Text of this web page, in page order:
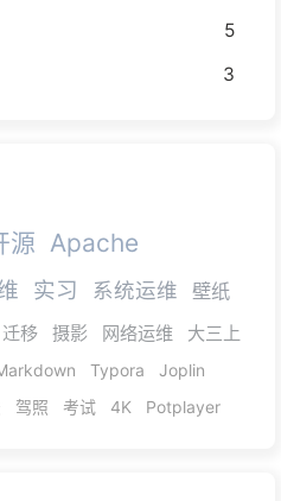
5
3
源 Apache
实习 系统运维
壁纸
迁移 摄影 网络运维 大三上
Typora
Joplin
驾照 考试 4K Potplayer